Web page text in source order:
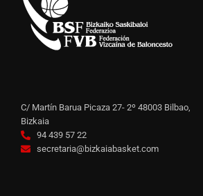
C/ Martín Barua Picaza 27- 2º 48003 Bilbao,
Bizkaia
94 439 57 22
secretaria@bizkaiabasket.com